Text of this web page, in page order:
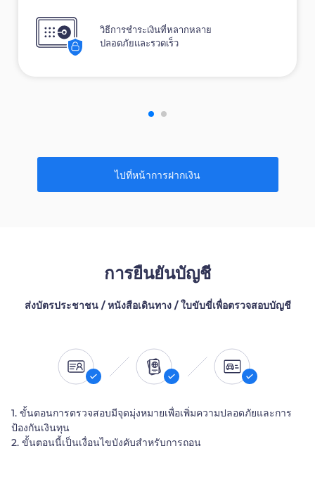
วิธีการชำระเงินที่หลากหลาย
ปลอดภัยและรวดเร็ว
ไปที่หน้าการฝากเงิน
การยืนยันบัญชี
ส่งบัตรประชาชน / หนังสือเดินทาง / ใบขับขี่เพื่อตรวจสอบบัญชี
1. ขั้นตอนการตรวจสอบมีจุดมุ่งหมายเพื่อเพิ่มความปลอดภัยและการ
ป้องกันเงินทุน
2. ขั้นตอนนี้เป็นเงื่อนไขบังคับสำหรับการถอน